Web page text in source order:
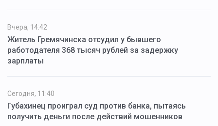
Вчера, 14:42
Житель Гремячинска отсудил у бывшего
работодателя 368 тысяч рублей за задержку
зарплаты
Сегодня, 11:40
Губахинец проиграл суд против банка, пытаясь
получить деньги после действий мошенников